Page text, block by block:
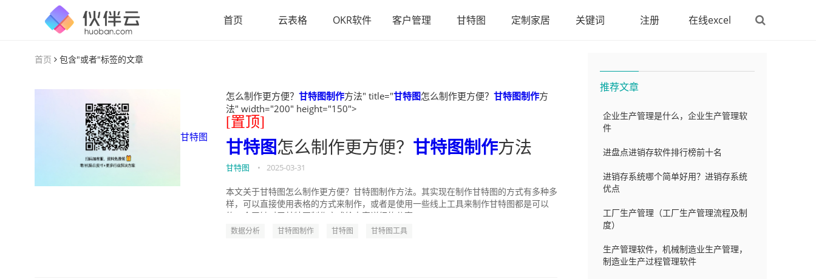
首页 云表格 OKR软件 客户管理 甘特图 定制家居 关键词 注册 在线excel
首页 包含"或者"标签的文章
甘特图
怎么制作更方便？ 甘特图制作方法" title="甘特图怎么制作更方便？ 甘特图制作方
法" width="200" height="150">
[置顶]
甘特图怎么制作更方便？ 甘特图制作方法
甘特图 • 2025-03-31
本文关于甘特图怎么制作更方便？甘特图制作方法。其实现在制作甘特图的方式有多种多
样，可以直接使用表格的方式来制作，或者是使用一些线上工具来制作甘特图都是可以
数据分析 甘特图制作 甘特图 甘特图工具
推荐文章
企业生产管理是什么，企业生产管理软
件
进盘点进销存软件排行榜前十名
进销存系统哪个简单好用？进销存系统
优点
工厂生产管理（工厂生产管理流程及制
度）
生产管理软件，机械制造业生产管理，
制造业生产过程管理软件